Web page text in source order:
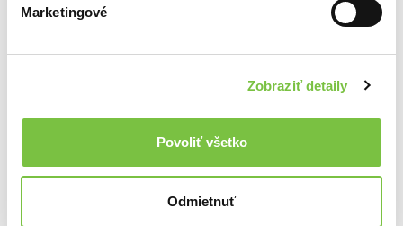
Marketingové
Zobraziť detaily
Povoliť všetko
Odmietnuť
16,50€
8,80€